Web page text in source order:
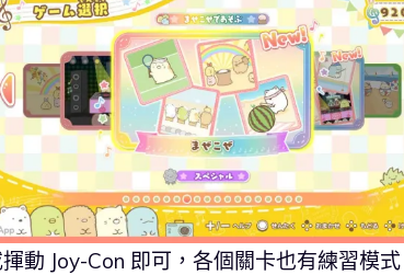
動 Joy-Con 即可，各個關卡也有練習模